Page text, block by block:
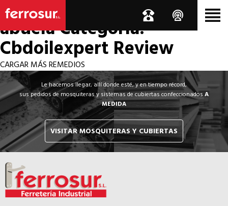
Los por si acaso de la
abuelaCategoría:
Cbdoilexpert Review
CARGAR MÁS REMEDIOS
Le hacemos llegar, allí donde esté, y en tiempo récord,
sus pedidos de mosquiteras y sistemas de cubiertas confeccionadosA
MEDIDA
VISITAR MOSQUITERAS Y CUBIERTAS